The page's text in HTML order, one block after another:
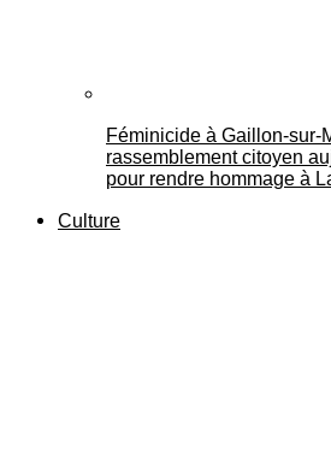
Féminicide à
rassemblement citoyen
pour rendre hommage à
Culture